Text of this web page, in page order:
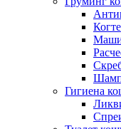
Гигиена